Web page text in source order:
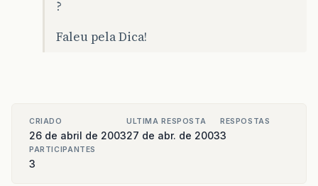
?
Faleu pela Dica!
CRIADO
26 de abril de 2003
ULTIMA RESPOSTA
27 de abr. de 2003
RESPOSTAS
3
PARTICIPANTES
3